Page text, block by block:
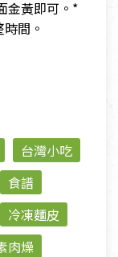
金黃即可。*
間。
台灣小吃
食譜
冷凍麵皮
肉燥